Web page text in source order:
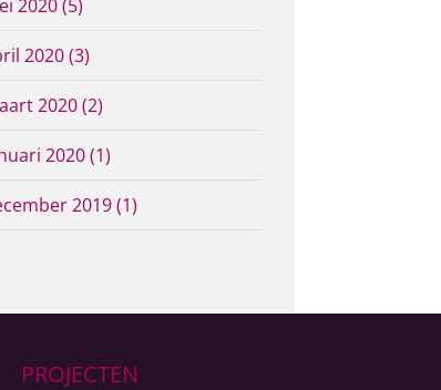
2020 (5)
2020 (3)
2020 (2)
2020 (1)
2019 (1)
PROJECTEN